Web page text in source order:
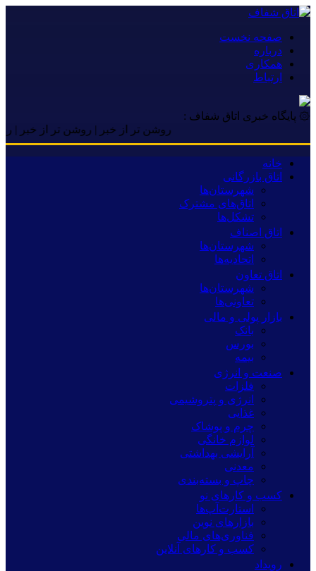
صفحه نخست
درباره
همکاری
ارتباط
۞ پایگاه خبری اتاق شفاف :
روشن تر از خبر | روشن تر از خبر | روشن
خانه
اتاق بازرگانی
شهرستان‌ها
اتاق‌های مشترک
تشکل‌ها
اتاق اصناف
شهرستان‌ها
اتحادیه‌ها
اتاق تعاون
شهرستان‌ها
تعاونی‌ها
بازار پولی و مالی
بانک
بورس
بیمه
صنعت و انرژی
فلزات
انرژی و پتروشیمی
غذایی
چرم و پوشاک
لوازم خانگی
آرایشی بهداشتی
معدنی
چاپ و بسته‌بندی
کسب و کارهای نو
استارت‌آپ‌ها
بازارهای نوین
فناوری‌های مالی
کسب و کارهای آنلاین
رویداد